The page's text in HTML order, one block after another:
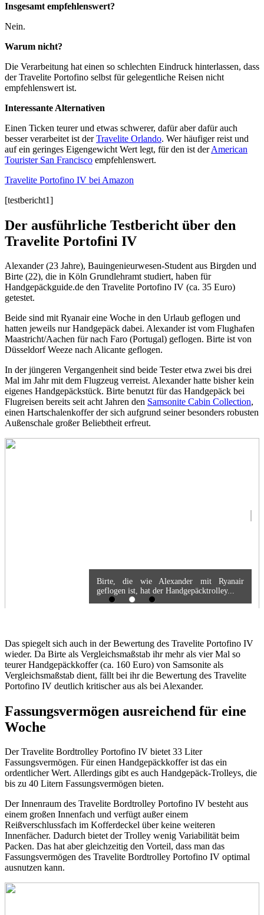
Insgesamt empfehlenswert?
Nein.
Warum nicht?
Die Verarbeitung hat einen so schlechten Eindruck hinterlassen, dass
der Travelite Portofino selbst für gelegentliche Reisen nicht
empfehlenswert ist.
Interessante Alternativen
Einen Ticken teurer und etwas schwerer, dafür aber dafür auch
besser verarbeitet ist derTravelite Orlando. Wer häufiger reist und
auf ein geringes Eigengewicht Wert legt, für den ist derAmerican
Tourister San Francisco empfehlenswert.
Travelite Portofino IV bei Amazon
[testbericht1]
Der ausführliche Testbericht über den
Travelite Portofini IV
Alexander (23 Jahre), Bauingenieurwesen-Student aus Birgden und
Birte (22), die in Köln Grundlehramt studiert, haben für
Handgepäckguide.de den Travelite Portofino IV (ca. 35 Euro)
getestet.
Beide sind mit Ryanair eine Woche in den Urlaub geflogen und
hatten jeweils nur Handgepäck dabei. Alexander ist vom Flughafen
Maastricht/Aachen für nach Faro (Portugal) geflogen. Birte ist von
Düsseldorf Weeze nach Alicante geflogen.
In der jüngeren Vergangenheit sind beide Tester etwa zwei bis drei
Mal im Jahr mit dem Flugzeug verreist. Alexander hatte bisher kein
eigenes Handgepäckstück. Birte benutzt für das Handgepäck bei
Flugreisen bereits seit acht Jahren den Samsonite Cabin Collection,
einen Hartschalenkoffer der sich aufgrund seiner besonders robusten
Außenschale großer Beliebtheit erfreut.
Birte, die wie Alexander mit Ryanair
geflogen ist, hat der Handgepäcktrolley...
Das spiegelt sich auch in der Bewertung des Travelite Portofino IV
wieder. Da Birte als Vergleichsmaßstab ihr mehr als vier Mal so
teurer Handgepäckkoffer (ca. 160 Euro) von Samsonite als
Vergleichsmaßstab dient, fällt bei ihr die Bewertung des Travelite
Portofino IV deutlich kritischer aus als bei Alexander.
Fassungsvermögen ausreichend für eine
Woche
Der Travelite Bordtrolley Portofino IV bietet 33 Liter
Fassungsvermögen. Für einen Handgepäckkoffer ist das ein
ordentlicher Wert. Allerdings gibt es auch Handgepäck-Trolleys, die
bis zu 40 Litern Fassungsvermögen bieten.
Der Innenraum des Travelite Bordtrolley Portofino IV besteht aus
einem großen Innenfach und verfügt außer einem
Reißverschlussfach im Kofferdeckel über keine weiteren
Innenfächer. Dadurch bietet der Trolley wenig Variabilität beim
Packen. Das hat aber gleichzeitig den Vorteil, dass man das
Fassungsvermögen des Travelite Bordtrolley Portofino IV optimal
ausnutzen kann.